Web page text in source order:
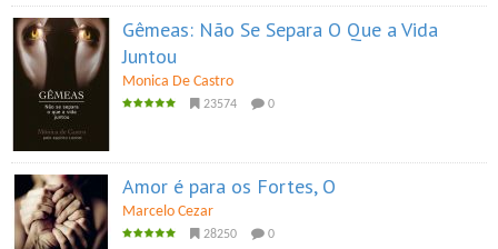
Gêmeas: Não Se Separa O Que a Vida
Juntou
Monica De Castro
23574 0
Amor é para os Fortes, O
Marcelo Cezar
28250 0